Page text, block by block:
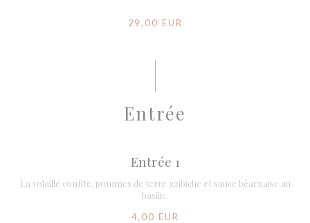
29,00 EUR
Entrée
Entrée 1
La volaille confite, pommes de terre gribiche et sauce béarnaise au
basilic.
4,00 EUR